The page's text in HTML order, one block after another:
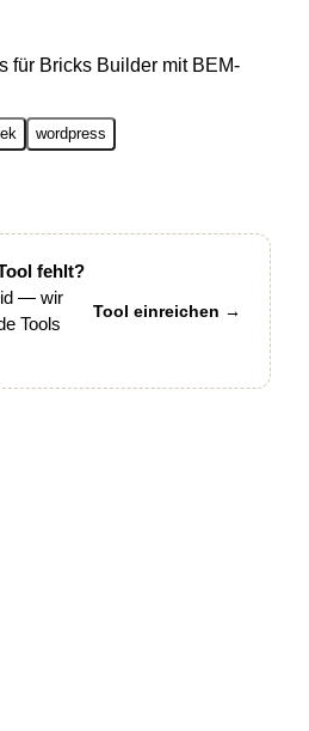
für Bricks Builder mit BEM-
wordpress
fehlt?
— wir
Tools
Tool einreichen →